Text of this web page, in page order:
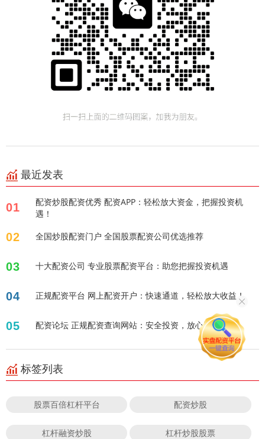
最近发表
01
配资炒股配资优秀 配资APP：轻松放大资金，把握投资机
遇！
02 全国炒股配资门户 全国股票配资公司优选推荐
03 十大配资公司 专业股票配资平台：助您把握投资机遇
04 正规配资平台 网上配资开户：快速通道，轻松放大收益！
05 配资论坛 正规配资查询网站：安全投资，放心选择！
标签列表
股票百倍杠杆平台 配资炒股
杠杆融资炒股 杠杆炒股股票